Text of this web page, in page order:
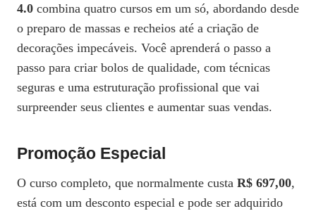
4.0 combina quatro cursos em um só, abordando desde
o preparo de massas e recheios até a criação de
decorações impecáveis. Você aprenderá o passo a
passo para criar bolos de qualidade, com técnicas
seguras e uma estruturação profissional que vai
surpreender seus clientes e aumentar suas vendas.
Promoção Especial
O curso completo, que normalmente custa R$ 697,00,
está com um desconto especial e pode ser adquirido